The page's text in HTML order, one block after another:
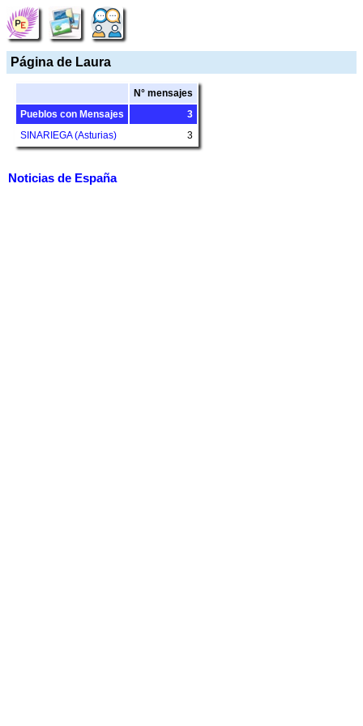
Página de Laura
N° mensajes
Pueblos con Mensajes
3
SINARIEGA (Asturias)
3
Noticias de España